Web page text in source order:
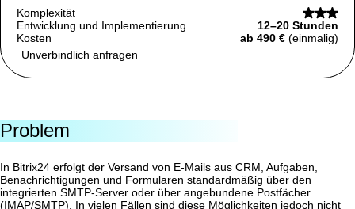
Komplexität
Entwicklung und Implementierung
12–20 Stunden
Kosten
ab 490 € (einmalig)
Unverbindlich anfragen
Problem
In Bitrix24 erfolgt der Versand von E-Mails aus CRM, Aufgaben,
Benachrichtigungen und Formularen standardmäßig über den
integrierten SMTP-Server oder über angebundene Postfächer
(IMAP/SMTP). In vielen Fällen sind diese Möglichkeiten jedoch nicht